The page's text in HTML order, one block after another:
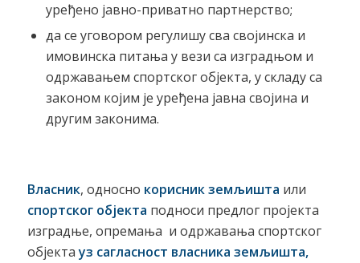
уређено јавно-приватно партнерство;
да се уговором регулишу сва својинска и
имовинска питања у вези са изградњом и
одржавањем спортског објекта, у складу са
законом којим је уређена јавна својина и
другим законима.
Власник, односно корисник земљишта или
спортског објекта подноси предлог пројекта
изградње, опремања и одржавања спортског
објектауз сагласност власника земљишта,